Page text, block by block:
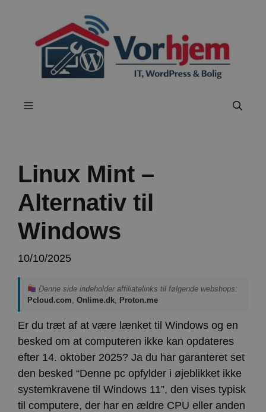
Menu
Linux Mint –
Alternativ til
Windows
10/10/2025
Denne side indeholder affiliatelinks til følgende webshops:
Pcloud.com, Onlime.dk, Proton.me
Er du træt af at være lænket til Windows og en
besked om at computeren ikke kan opdateres
efter 14. oktober 2025? Ja du har garanteret set
den besked “Denne pc opfylder i øjeblikket ikke
systemkravene til Windows 11”, den vises typisk
til computere, der har en ældre CPU eller anden